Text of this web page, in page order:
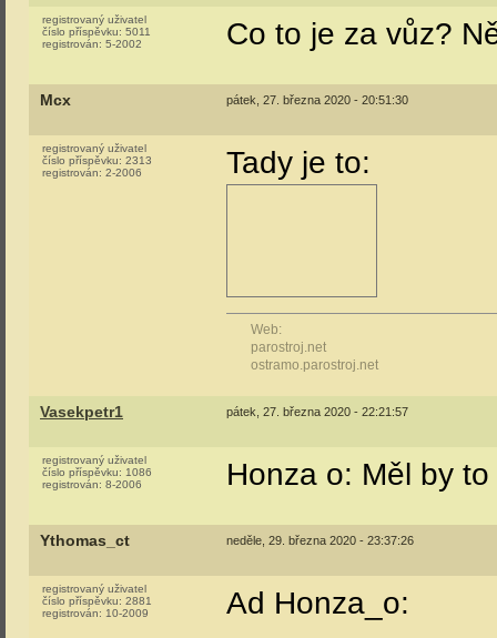
registrovaný uživatel
číslo příspěvku: 5011
registrován: 5-2002 Co to je za vůz?
Mcx pátek, 27. března 2020 - 20:51:30
registrovaný uživatel
číslo příspěvku: 2313
registrován: 2-2006 Tady je to:
Web:
parostroj.net
ostramo.parostroj.net
Vasekpetr1 pátek, 27. března 2020 - 22:21:57
registrovaný uživatel
číslo příspěvku: 1086
registrován: 8-2006 Honza o: Měl by
Ythomas_ct neděle, 29. března 2020 - 23:37:26
registrovaný uživatel
číslo příspěvku: 2881
registrován: 10-2009 Ad Honza_o: